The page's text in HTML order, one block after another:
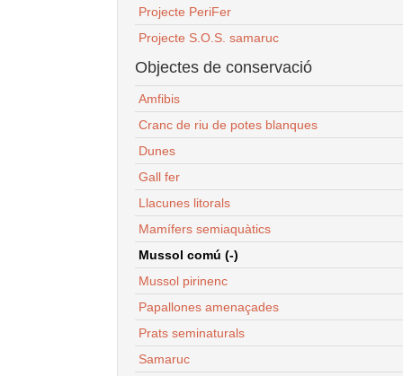
Projecte PeriFer
Projecte S.O.S. samaruc
Objectes de conservació
Amfibis
Cranc de riu de potes blanques
Dunes
Gall fer
Llacunes litorals
Mamífers semiaquàtics
Mussol comú (-)
Mussol pirinenc
Papallones amenaçades
Prats seminaturals
Samaruc